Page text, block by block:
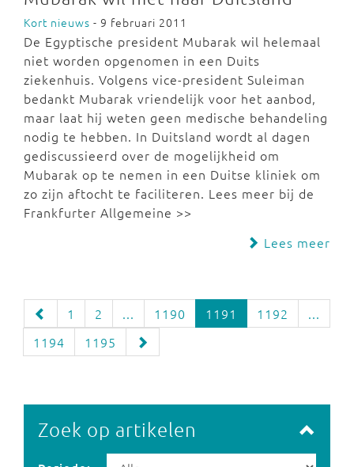
Kort nieuws - 9 februari 2011
De Egyptische president Mubarak wil helemaal
niet worden opgenomen in een Duits
ziekenhuis. Volgens vice-president Suleiman
bedankt Mubarak vriendelijk voor het aanbod,
maar laat hij weten geen medische behandeling
nodig te hebben. In Duitsland wordt al dagen
gediscussieerd over de mogelijkheid om
Mubarak op te nemen in een Duitse kliniek om
zo zijn aftocht te faciliteren. Lees meer bij de
Frankfurter Allgemeine >>
Lees meer
1 2 ... 1190 1191 1192
...
1194
1195
Zoek op artikelen